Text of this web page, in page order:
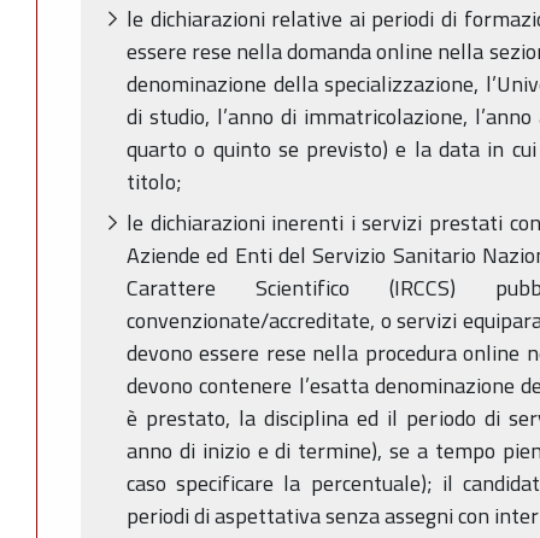
le dichiarazioni relative ai periodi di
essere rese nella domanda online nella
denominazione della specializzazione,
di studio, l’anno di immatricolazione,
quarto o quinto se previsto) e la data in
titolo;
le dichiarazioni inerenti i servizi prestati
Aziende ed Enti del Servizio Sanitario
Carattere Scientifico (IRCCS)
convenzionate/accreditate, o servizi
devono essere rese nella procedura online
devono contenere l’esatta denominazione
è prestato, la disciplina ed il periodo di
anno di inizio e di termine), se a tempo
caso specificare la percentuale); il
periodi di aspettativa senza assegni con